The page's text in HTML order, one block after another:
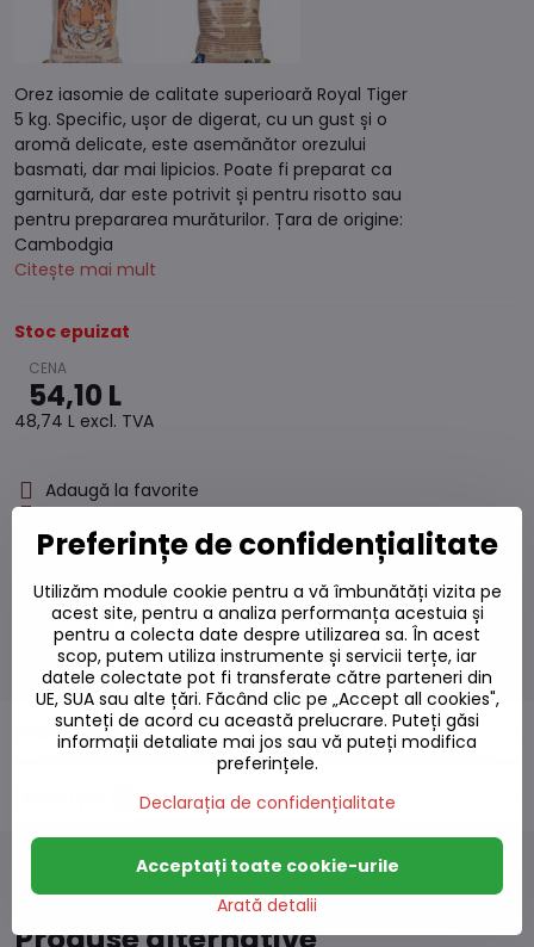
Orez iasomie de calitate superioară Royal Tiger
5 kg. Specific, ușor de digerat, cu un gust și o
aromă delicate, este asemănător orezului
basmati, dar mai lipicios. Poate fi preparat ca
garnitură, dar este potrivit și pentru risotto sau
pentru prepararea murăturilor. Țara de origine:
Cambodgia
Citește mai mult
Stoc epuizat
54,10 L
48,74 L excl. TVA
Adaugă la favorite
Adăugați la listă
Watchdog
Livrări
Număr depozit:S7#SK#1031#1
Producător:
Descriere
Preferințe de confidențialitate
Utilizăm module cookie pentru a vă îmbunătăți vizita pe
acest site, pentru a analiza performanța acestuia și
pentru a colecta date despre utilizarea sa. În acest
scop, putem utiliza instrumente și servicii terțe, iar
datele colectate pot fi transferate către parteneri din
UE, SUA sau alte țări. Făcând clic pe „Accept all cookies",
sunteți de acord cu această prelucrare. Puteți găsi
informații detaliate mai jos sau vă puteți modifica
preferințele.
Declarația de confidențialitate
Arată detalii
Acceptați toate cookie-urile